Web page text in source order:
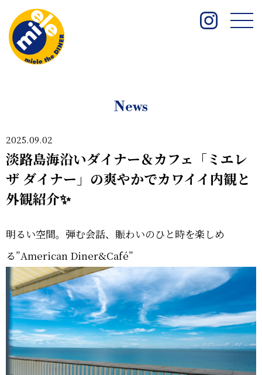
News
2025.09.02
淡路島海沿いダイナー＆カフェ「ミエレ
ザ ダイナー」の爽やかでカワイイ内観と
外観紹介✨
明るい空間。弾む会話、賑わいのひと時を楽しめ
る”American Diner&Café”